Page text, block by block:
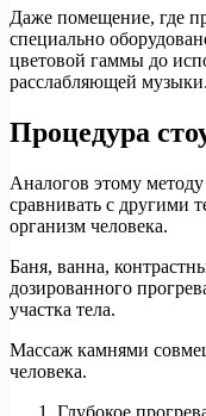
Даже помещение, где
специально
цветовой гаммы до
расслабляющей музыки.
Процедура
Аналогов этому
сравнивать с другими
организм человека.
Баня, ванна,
дозированного
участка тела.
Массаж камнями
человека.